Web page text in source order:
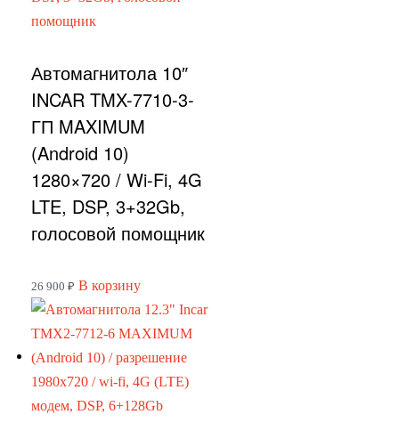
Автомагнитола 10″
INCAR TMX-7710-3-
ГП MAXIMUM
(Android 10)
1280×720 / Wi-Fi, 4G
LTE, DSP, 3+32Gb,
голосовой помощник
26 900 ₽ В корзину